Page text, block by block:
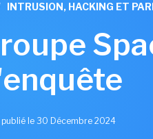
INTRUSION, HACKING ET
publié le 30 Décembre 2024